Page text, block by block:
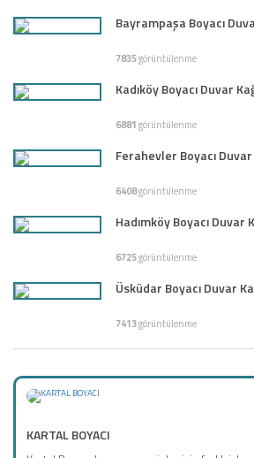
Bayrampaşa Boyacı
7835görüntülenme
Kadıköy Boyacı Duvar
6881görüntülenme
Ferahevler Boyacı Duvar
6408görüntülenme
Hadımköy Boyacı Duvar
6725görüntülenme
Üsküdar Boyacı Duvar
7413görüntülenme
KARTAL BOYACI